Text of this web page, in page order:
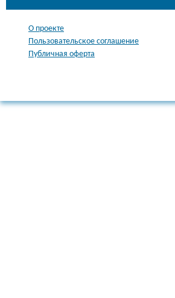
О проекте
Пользовательское соглашение
Публичная оферта